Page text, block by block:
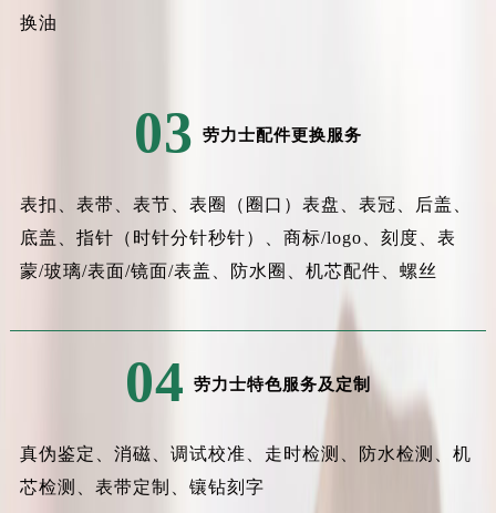
换油
03 劳力士配件更换服务
表扣、表带、表节、表圈（圈口）表盘、表冠、后盖、
底盖、指针（时针分针秒针）、商标/logo、刻度、表
蒙/玻璃/表面/镜面/表盖、防水圈、机芯配件、螺丝
04 劳力士特色服务及定制
真伪鉴定、消磁、调试校准、走时检测、防水检测、机
芯检测、表带定制、镶钻刻字